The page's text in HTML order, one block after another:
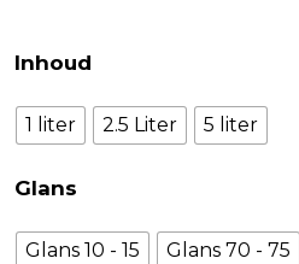
Inhoud
1 liter 2.5 Liter 5 liter
Glans
Glans 10 - 15 Glans 70 - 75